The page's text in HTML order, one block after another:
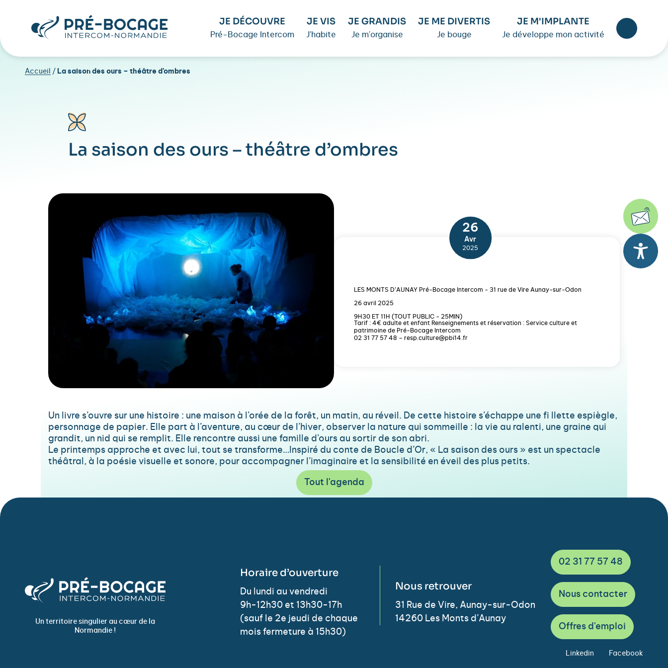
JE DÉCOUVRE
Pré-Bocage Intercom
JE VIS
J'habite
JE GRANDIS
Je m'organise
JE ME DIVERTIS
Je bouge
JE M'IMPLANTE
Je développe mon activité
Accueil / La saison des ours – théâtre d’ombres
La saison des ours – théâtre d’ombres
26
Avr
2025
LES MONTS D’AUNAY Pré-Bocage Intercom - 31 rue de Vire Aunay-sur-Odon
26 avril 2025
9H30 ET 11H (TOUT PUBLIC - 25MIN)
Tarif : 4€ adulte et enfant Renseignements et réservation : Service culture et
patrimoine de Pré-Bocage Intercom
02 31 77 57 48 – resp.culture@pbi14.fr
Un livre s’ouvre sur une histoire : une maison à l’orée de la forêt, un matin, au réveil. De cette histoire s’échappe une fi llette espiègle,
personnage de papier. Elle part à l’aventure, au cœur de l’hiver, observer la nature qui sommeille : la vie au ralenti, une graine qui
grandit, un nid qui se remplit. Elle rencontre aussi une famille d’ours au sortir de son abri.
Le printemps approche et avec lui, tout se transforme…Inspiré du conte de Boucle d’Or, « La saison des ours » est un spectacle
théâtral, à la poésie visuelle et sonore, pour accompagner l’imaginaire et la sensibilité en éveil des plus petits.
Tout l'agenda
Un territoire singulier au cœur de la
Normandie !
Horaire d’ouverture
Du lundi au vendredi
9h-12h30 et 13h30-17h
(sauf le 2e jeudi de chaque
mois fermeture à 15h30)
Nous retrouver
31 Rue de Vire, Aunay-sur-Odon
14260 Les Monts d’Aunay
02 31 77 57 48
Nous contacter
Offres d'emploi
Linkedin Facebook